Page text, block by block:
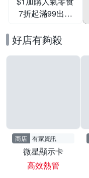
7折起滿99出貨
好店有夠殺
商店 有家資訊
微星顯示卡
高效熱管